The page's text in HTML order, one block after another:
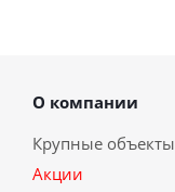
О компании
Крупные объекты
Акции